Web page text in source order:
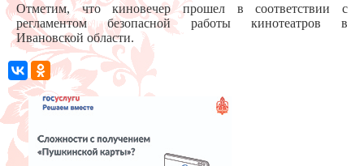
Отметим, что киновечер прошел в соответствии с
регламентом безопасной работы кинотеатров в
Ивановской области.